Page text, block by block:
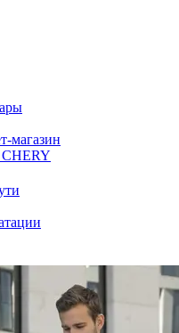
магазин
CHERY